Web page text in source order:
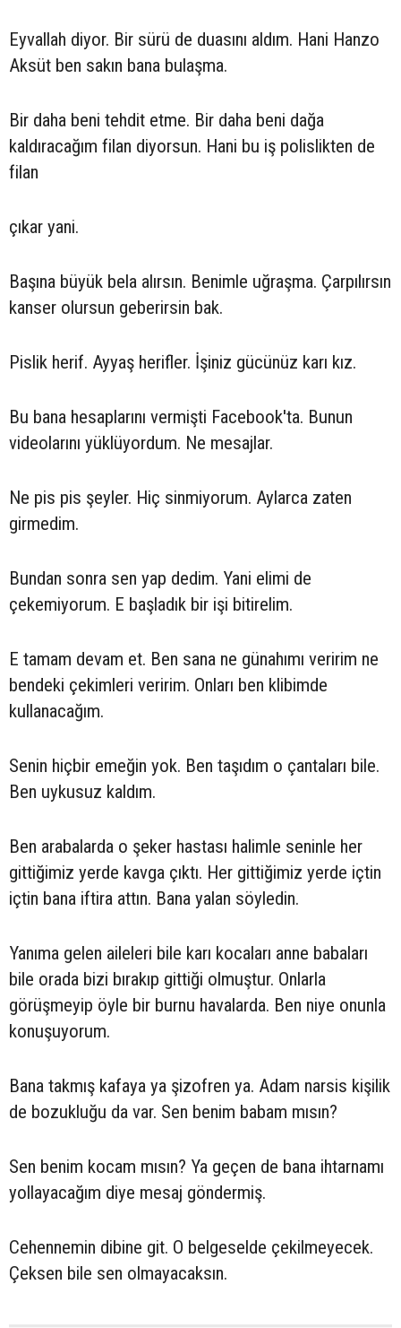
Eyvallah diyor. Bir sürü de duasını aldım. Hani Hanzo
Aksüt ben sakın bana bulaşma.
Bir daha beni tehdit etme. Bir daha beni dağa
kaldıracağım filan diyorsun. Hani bu iş polislikten de
filan
çıkar yani.
Başına büyük bela alırsın. Benimle uğraşma. Çarpılırsın
kanser olursun geberirsin bak.
Pislik herif. Ayyaş herifler. İşiniz gücünüz karı kız.
Bu bana hesaplarını vermişti Facebook'ta. Bunun
videolarını yüklüyordum. Ne mesajlar.
Ne pis pis şeyler. Hiç sinmiyorum. Aylarca zaten
girmedim.
Bundan sonra sen yap dedim. Yani elimi de
çekemiyorum. E başladık bir işi bitirelim.
E tamam devam et. Ben sana ne günahımı veririm ne
bendeki çekimleri veririm. Onları ben klibimde
kullanacağım.
Senin hiçbir emeğin yok. Ben taşıdım o çantaları bile.
Ben uykusuz kaldım.
Ben arabalarda o şeker hastası halimle seninle her
gittiğimiz yerde kavga çıktı. Her gittiğimiz yerde içtin
içtin bana iftira attın. Bana yalan söyledin.
Yanıma gelen aileleri bile karı kocaları anne babaları
bile orada bizi bırakıp gittiği olmuştur. Onlarla
görüşmeyip öyle bir burnu havalarda. Ben niye onunla
konuşuyorum.
Bana takmış kafaya ya şizofren ya. Adam narsis kişilik
de bozukluğu da var. Sen benim babam mısın?
Sen benim kocam mısın? Ya geçen de bana ihtarnamı
yollayacağım diye mesaj göndermiş.
Cehennemin dibine git. O belgeselde çekilmeyecek.
Çeksen bile sen olmayacaksın.